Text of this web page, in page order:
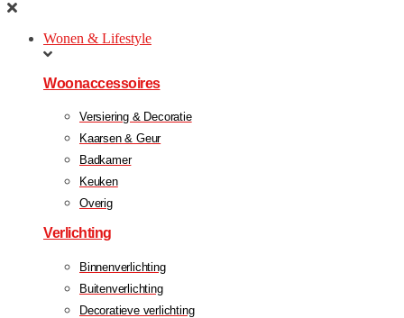
Wonen & Lifestyle
Woonaccessoires
Versiering & Decoratie
Kaarsen & Geur
Badkamer
Keuken
Overig
Verlichting
Binnenverlichting
Buitenverlichting
Decoratieve verlichting